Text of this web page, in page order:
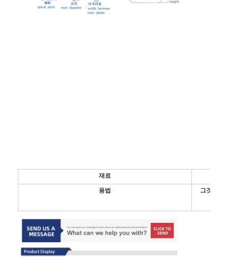
체인 메쉬 벨트
재료
용법 그것은 매